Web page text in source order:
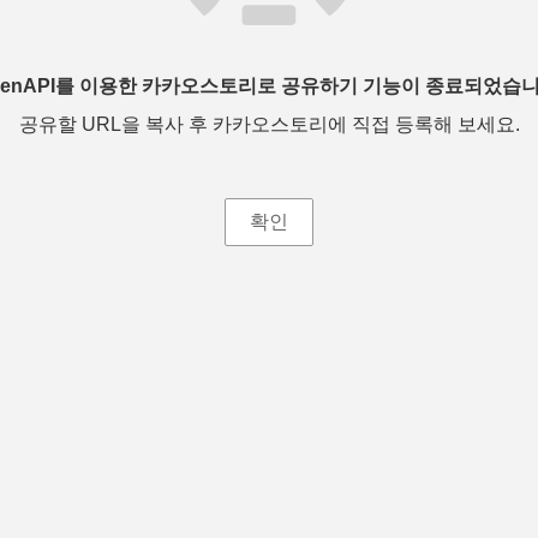
를 이용한 카카오스토리로 공유하기 기능이 종료되었습
공유할 URL을 복사 후 카카오스토리에 직접 등록해 보세요.
확인